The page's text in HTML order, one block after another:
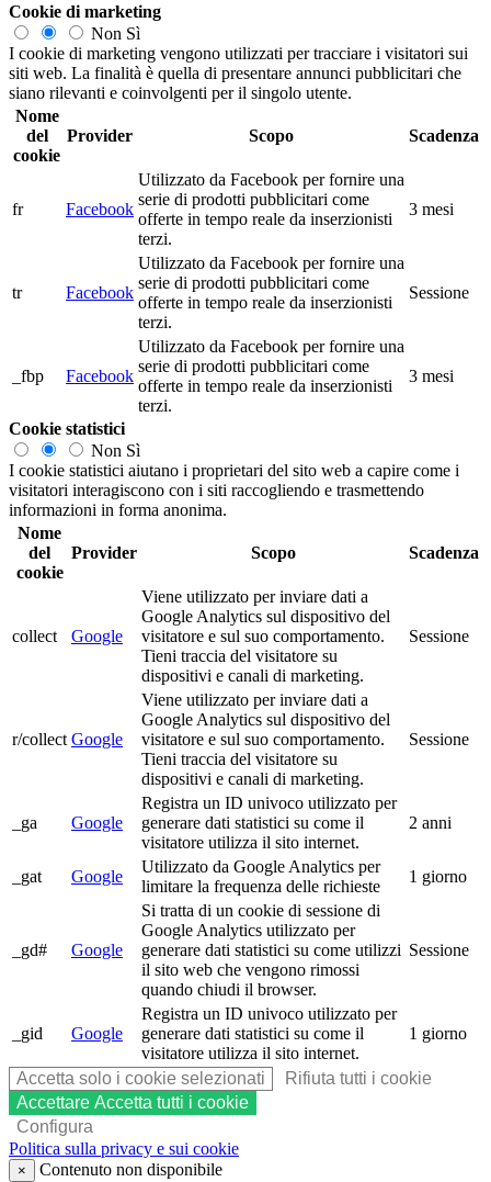
Cookie di marketing
Non Sì
I cookie di marketing vengono utilizzati per tracciare i visitatori sui
siti web. La finalità è quella di presentare annunci pubblicitari che
siano rilevanti e coinvolgenti per il singolo utente.
Nome
del
cookie
Provider Scopo Scadenza
fr Facebook
Utilizzato da Facebook per fornire una
serie di prodotti pubblicitari come
offerte in tempo reale da inserzionisti
terzi.
3 mesi
tr Facebook
Utilizzato da Facebook per fornire una
serie di prodotti pubblicitari come
offerte in tempo reale da inserzionisti
terzi.
Sessione
_fbp Facebook
Utilizzato da Facebook per fornire una
serie di prodotti pubblicitari come
offerte in tempo reale da inserzionisti
terzi.
3 mesi
Cookie statistici
Non Sì
I cookie statistici aiutano i proprietari del sito web a capire come i
visitatori interagiscono con i siti raccogliendo e trasmettendo
informazioni in forma anonima.
Nome
del
cookie
Provider Scopo Scadenza
collect Google
Viene utilizzato per inviare dati a
Google Analytics sul dispositivo del
visitatore e sul suo comportamento.
Tieni traccia del visitatore su
dispositivi e canali di marketing.
Sessione
r/collect Google
Viene utilizzato per inviare dati a
Google Analytics sul dispositivo del
visitatore e sul suo comportamento.
Tieni traccia del visitatore su
dispositivi e canali di marketing.
Sessione
_ga Google
Registra un ID univoco utilizzato per
generare dati statistici su come il
visitatore utilizza il sito internet.
2 anni
_gat Google
Utilizzato da Google Analytics per
limitare la frequenza delle richieste
1 giorno
_gd# Google
Si tratta di un cookie di sessione di
Google Analytics utilizzato per
generare dati statistici su come utilizzi
il sito web che vengono rimossi
quando chiudi il browser.
Sessione
_gid Google
Registra un ID univoco utilizzato per
generare dati statistici su come il
visitatore utilizza il sito internet.
1 giorno
Accetta solo i cookie selezionati
Rifiuta tutti i cookie
Accettare Accetta tutti i cookie
Configura
Politica sulla privacy e sui cookie
× Contenuto non disponibile